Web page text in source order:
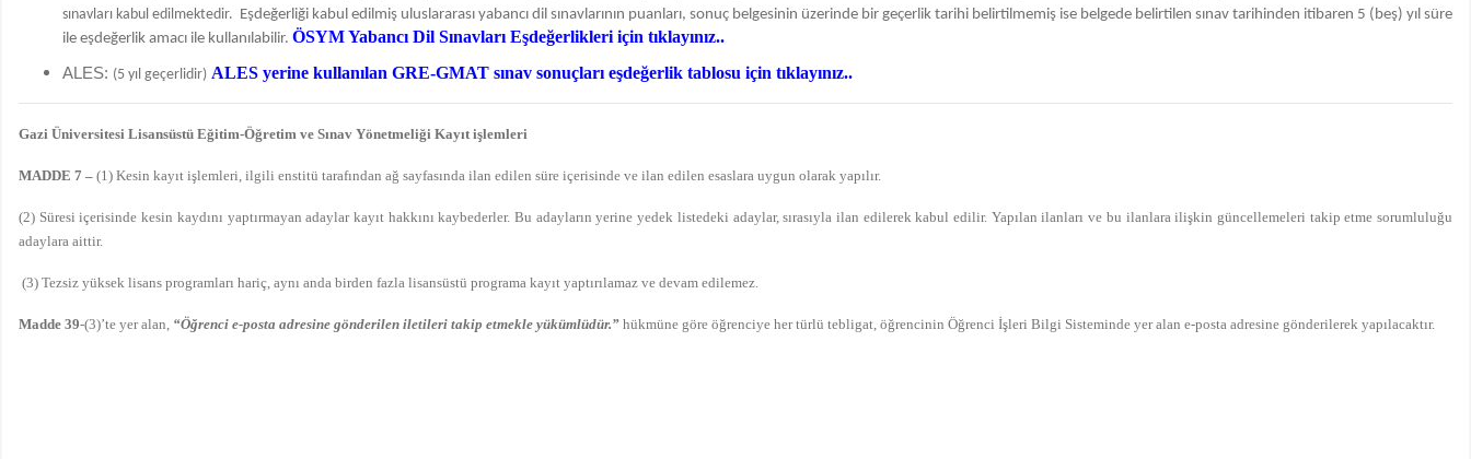
sınavları kabul edilmektedir. Eşdeğerliği kabul edilmiş uluslararası yabancı dil sınavlarının puanları, sonuç belgesinin üzerinde bir geçerlik tarihi belirtilmemiş ise belgede belirtilen sınav tarihinden itibaren 5 (beş) yıl süre
ile eşdeğerlik amacı ile kullanılabilir. ÖSYM Yabancı Dil Sınavları Eşdeğerlikleri için tıklayınız..
ALES: (5 yıl geçerlidir) ALES yerine kullanılan GRE-GMAT sınav sonuçları eşdeğerlik tablosu için tıklayınız..
Gazi Üniversitesi Lisansüstü Eğitim-Öğretim ve Sınav Yönetmeliği Kayıt işlemleri
MADDE 7 – (1) Kesin kayıt işlemleri, ilgili enstitü tarafından ağ sayfasında ilan edilen süre içerisinde ve ilan edilen esaslara uygun olarak yapılır.
(2) Süresi içerisinde kesin kaydını yaptırmayan adaylar kayıt hakkını kaybederler. Bu adayların yerine yedek listedeki adaylar, sırasıyla ilan edilerek kabul edilir. Yapılan ilanları ve bu ilanlara ilişkin güncellemeleri takip etme sorumluluğu
adaylara aittir.
(3) Tezsiz yüksek lisans programları hariç, aynı anda birden fazla lisansüstü programa kayıt yaptırılamaz ve devam edilemez.
Madde 39-(3)’te yer alan, “Öğrenci e-posta adresine gönderilen iletileri takip etmekle yükümlüdür.” hükmüne göre öğrenciye her türlü tebligat, öğrencinin Öğrenci İşleri Bilgi Sisteminde yer alan e-posta adresine gönderilerek yapılacaktır.